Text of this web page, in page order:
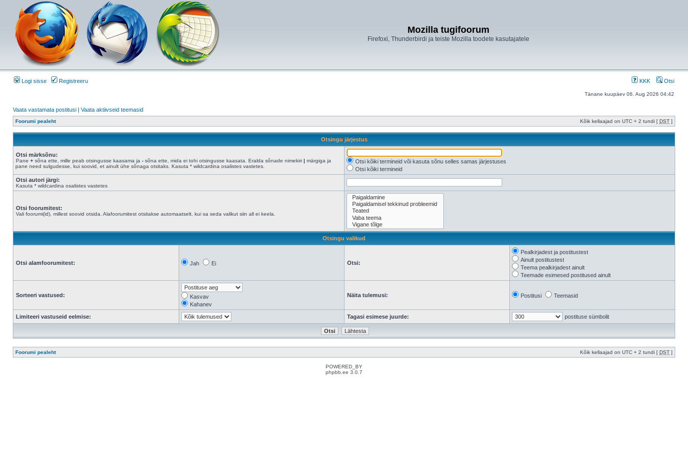
Mozilla tugifoorum
Firefoxi, Thunderbirdi ja teiste Mozilla toodete kasutajatele
Logi sisse Registreeru KKK Otsi
Tänane kuupäev 06. Aug 2026 04:42
Vaata vastamata postitusi | Vaata aktiivseid teemasid
Foorumi pealeht Kõik kellaajad on UTC + 2 tundi [ DST ]
Otsingu järjestus
Otsi märksõnu:
Pane + sõna ette, mille peab otsingusse kaasama ja - sõna ette, mida ei tohi otsingusse kaasata. Eralda sõnade nimekiri | märgiga ja
pane need sulgudesse, kui soovid, et ainult ühe sõnaga otsitaks. Kasuta * wildcardina osalistes vastetes.
Otsi kõiki termineid või kasuta sõnu selles samas järjestuses
Otsi kõiki termineid
Otsi autori järgi:
Kasuta * wildcardina osalistes vastetes
Otsi foorumitest:
Vali foorumi(id), millest soovid otsida. Alafoorumitest otsitakse automaatselt, kui sa seda valikut siin all ei keela.
Otsingu valikud
Otsi alamfoorumitest: Jah Ei Otsi:
Pealkirjadest ja postitustest
Ainult postitustest
Teema pealkirjadest ainult
Teemade esimesed postitused ainult
Sorteeri vastused:
Kasvav
Kahanev
Näita tulemusi: Postitusi Teemasid
Limiteeri vastuseid eelmise: Tagasi esimese juurde: postituse sümbolit
Foorumi pealeht Kõik kellaajad on UTC + 2 tundi [ DST ]
POWERED_BY
phpbb.ee 3.0.7